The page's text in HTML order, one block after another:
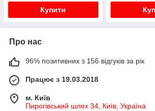
Купити
Про нас
96% позитивних з 156 відгуків за рік
Працює з 19.03.2018
м. Київ
Пирогівський шлях 34, Київ, Україна